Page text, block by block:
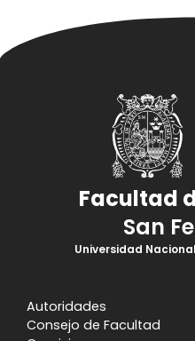
Facultad
San
Universidad
Autoridades
Consejo de Facultad